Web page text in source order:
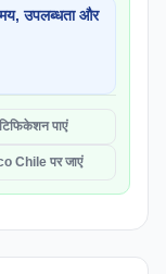
उपलब्धता और
पाएं
Chile पर जाएं